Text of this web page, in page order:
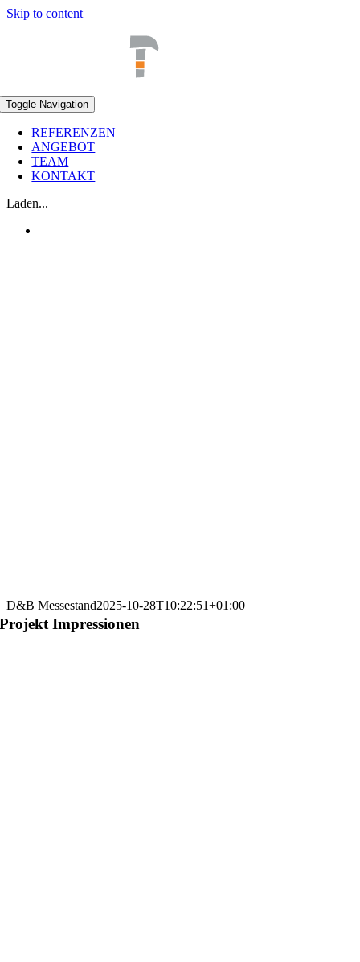
Skip to content
Toggle Navigation
REFERENZEN
ANGEBOT
TEAM
KONTAKT
Laden...
D&B Messestand2025-10-28T10:22:51+01:00
Projekt Impressionen